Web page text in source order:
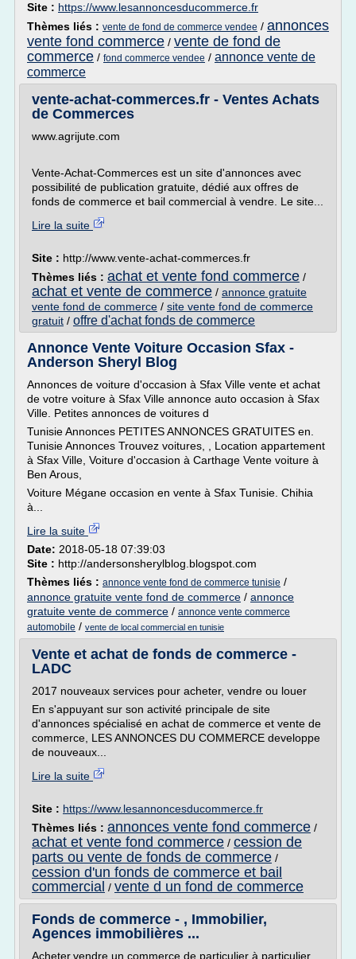
Site : https://www.lesannoncesducommerce.fr
Thèmes liés : vente de fond de commerce vendee / annonces
vente fond commerce / vente de fond de
commerce / fond commerce vendee / annonce vente de
commerce
vente-achat-commerces.fr - Ventes Achats
de Commerces
www.agrijute.com
Vente-Achat-Commerces est un site d'annonces avec
possibilité de publication gratuite, dédié aux offres de
fonds de commerce et bail commercial à vendre. Le site...
Lire la suite
Site : http://www.vente-achat-commerces.fr
Thèmes liés : achat et vente fond commerce /
achat et vente de commerce / annonce gratuite
vente fond de commerce / site vente fond de commerce
gratuit / offre d'achat fonds de commerce
Annonce Vente Voiture Occasion Sfax -
Anderson Sheryl Blog
Annonces de voiture d'occasion à Sfax Ville vente et achat
de votre voiture à Sfax Ville annonce auto occasion à Sfax
Ville. Petites annonces de voitures d
Tunisie Annonces PETITES ANNONCES GRATUITES en.
Tunisie Annonces Trouvez voitures, , Location appartement
à Sfax Ville, Voiture d'occasion à Carthage Vente voiture à
Ben Arous,
Voiture Mégane occasion en vente à Sfax Tunisie. Chihia
à...
Lire la suite
Date: 2018-05-18 07:39:03
Site : http://andersonsherylblog.blogspot.com
Thèmes liés : annonce vente fond de commerce tunisie /
annonce gratuite vente fond de commerce / annonce
gratuite vente de commerce / annonce vente commerce
automobile / vente de local commercial en tunisie
Vente et achat de fonds de commerce -
LADC
2017 nouveaux services pour acheter, vendre ou louer
En s'appuyant sur son activité principale de site
d'annonces spécialisé en achat de commerce et vente de
commerce, LES ANNONCES DU COMMERCE developpe
de nouveaux...
Lire la suite
Site : https://www.lesannoncesducommerce.fr
Thèmes liés : annonces vente fond commerce /
achat et vente fond commerce / cession de
parts ou vente de fonds de commerce /
cession d'un fonds de commerce et bail
commercial / vente d un fond de commerce
Fonds de commerce - , Immobilier,
Agences immobilières ...
Acheter,vendre un commerce de particulier à particulier